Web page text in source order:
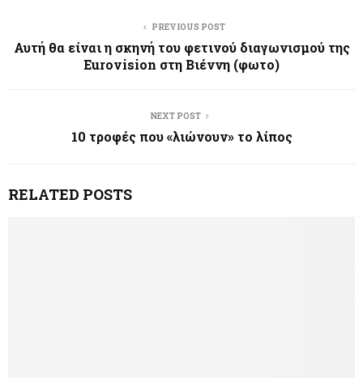
PREVIOUS POST
Αυτή θα είναι η σκηνή του φετινού διαγωνισμού της
Eurovision στη Βιέννη (φωτο)
NEXT POST
10 τροφές που «λιώνουν» το λίπος
RELATED POSTS